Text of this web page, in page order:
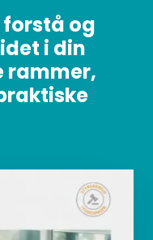
og
i din
rammer,